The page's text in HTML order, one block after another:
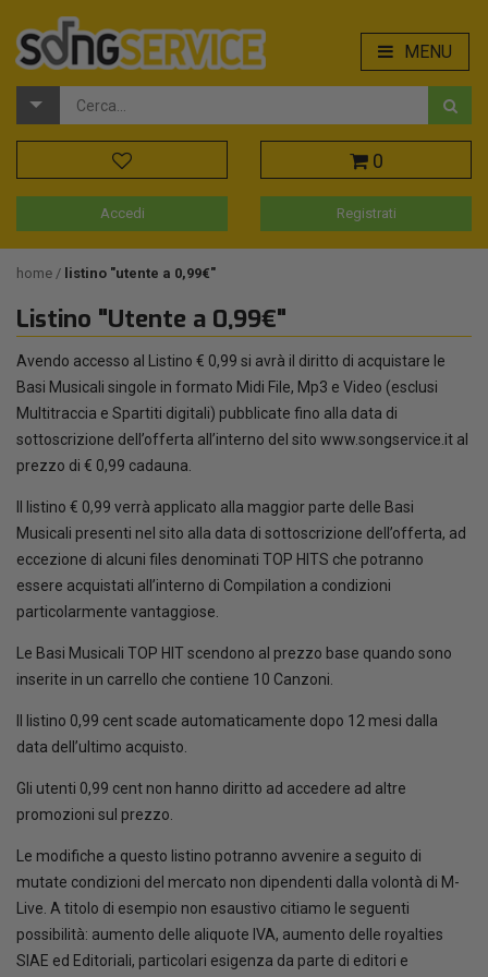
MENU
0
Accedi Registrati
home listino "utente a 0,99€"
Listino "Utente a 0,99€"
Avendo accesso al Listino € 0,99 si avrà il diritto di acquistare le
Basi Musicali singole in formato Midi File, Mp3 e Video (esclusi
Multitraccia e Spartiti digitali) pubblicate fino alla data di
sottoscrizione dell’offerta all’interno del sito www.songservice.it al
prezzo di € 0,99 cadauna.
Il listino € 0,99 verrà applicato alla maggior parte delle Basi
Musicali presenti nel sito alla data di sottoscrizione dell’offerta, ad
eccezione di alcuni files denominati TOP HITS che potranno
essere acquistati all’interno di Compilation a condizioni
particolarmente vantaggiose.
Le Basi Musicali TOP HIT scendono al prezzo base quando sono
inserite in un carrello che contiene 10 Canzoni.
Il listino 0,99 cent scade automaticamente dopo 12 mesi dalla
data dell’ultimo acquisto.
Gli utenti 0,99 cent non hanno diritto ad accedere ad altre
promozioni sul prezzo.
Le modifiche a questo listino potranno avvenire a seguito di
mutate condizioni del mercato non dipendenti dalla volontà di M-
Live. A titolo di esempio non esaustivo citiamo le seguenti
possibilità: aumento delle aliquote IVA, aumento delle royalties
SIAE ed Editoriali, particolari esigenza da parte di editori e